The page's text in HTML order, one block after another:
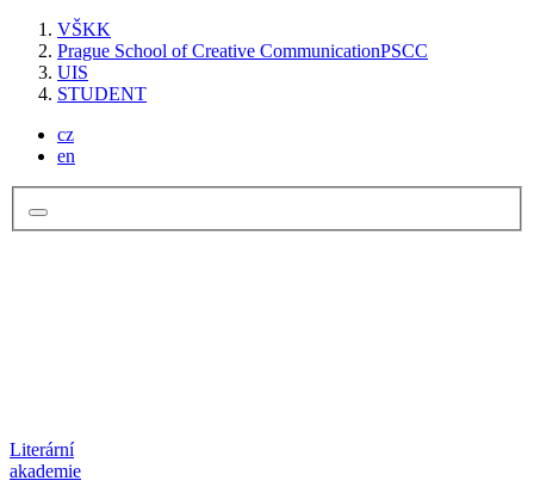
VŠKK
Prague School of Creative CommunicationPSCC
UIS
STUDENT
cz
en
Literární
akademie